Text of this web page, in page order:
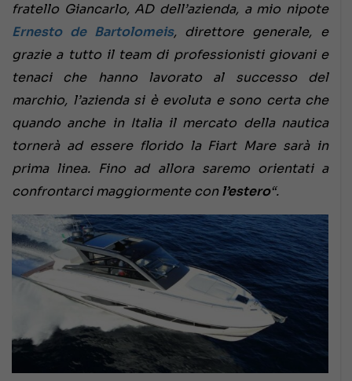
fratello Giancarlo, AD dell’azienda, a mio nipote
Ernesto de Bartolomeis, direttore generale, e
grazie a tutto il team di professionisti giovani e
tenaci che hanno lavorato al successo del
marchio, l’azienda si è evoluta e sono certa che
quando anche in Italia il mercato della nautica
tornerà ad essere florido la Fiart Mare sarà in
prima linea. Fino ad allora saremo orientati a
confrontarci maggiormente conl’estero“.